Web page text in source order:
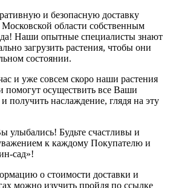
и безопасную доставку
области собственным
Наши опытные специалисты знают
загрузить растения, чтобы они
состоянии.
и уже совсем скоро наши растения
помогут осуществить все Ваши
получить наслаждение, глядя на эту
улыбались! Будьте счастливы и
к каждому Покупателю и
сад»!
о стоимости доставки и
можно изучить пройдя по ссылке